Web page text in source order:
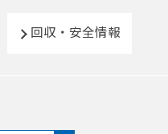
回収・安全情報